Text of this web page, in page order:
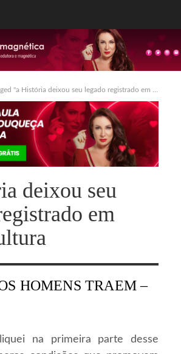
"a História deixou seu legado registrado em nossa cultura"
deixou seu
em
HOMENS TRAEM –
na primeira parte desse